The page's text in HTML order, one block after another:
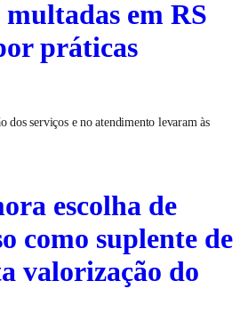
em RS
práticas
dos serviços e no atendimento levaram às
escolha de
como suplente de
valorização do